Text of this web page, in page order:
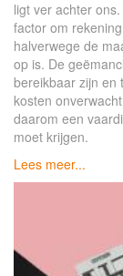
ligt ver achter
factor om
halverwege de
op is. De
bereikbaar zijn en
kosten
daarom een
moet krijgen.
Lees meer...